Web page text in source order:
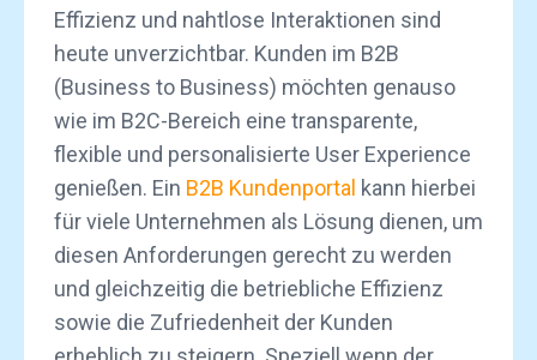
Effizienz und nahtlose Interaktionen sind
heute unverzichtbar. Kunden im B2B
(Business to Business) möchten genauso
wie im B2C-Bereich eine transparente,
flexible und personalisierte User Experience
genießen. Ein B2B Kundenportal kann hierbei
für viele Unternehmen als Lösung dienen, um
diesen Anforderungen gerecht zu werden
und gleichzeitig die betriebliche Effizienz
sowie die Zufriedenheit der Kunden